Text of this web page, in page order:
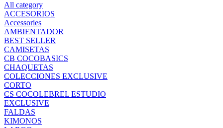
All category
ACCESORIOS
Accessories
AMBIENTADOR
BEST SELLER
CAMISETAS
CB COCOBASICS
CHAQUETAS
COLECCIONES EXCLUSIVE
CORTO
CS COCOLEBREL ESTUDIO
EXCLUSIVE
FALDAS
KIMONOS